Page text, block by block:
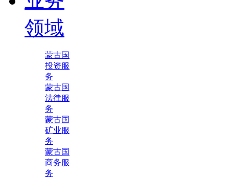
领域
蒙古国
投资服
务
蒙古国
法律服
务
蒙古国
矿业服
务
蒙古国
商务服
务